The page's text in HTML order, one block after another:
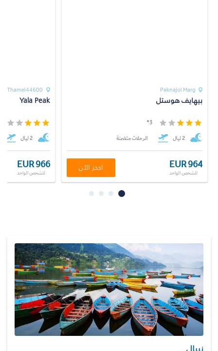
Thamel44600
Yala Peak
2 ليال
EUR 966
للشخص الواحد
Paknajol Marg
بيهايف هوستل
3*
2 ليال الرحلات متضمنة
EUR 964
للشخص الواحد
احجز الآن